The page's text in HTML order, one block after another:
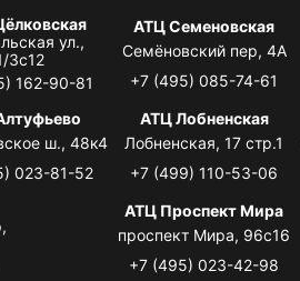
ул.,
3с12
162-90-81
АТЦ Семеновская
Семёновский пер, 4А
+7 (495) 085-74-61
ш., 48к4
023-81-52
АТЦ Лобненская
Лобненская, 17 стр.1
+7 (499) 110-53-06
АТЦ Проспект Мира
проспект Мира, 96с16
+7 (495) 023-42-98